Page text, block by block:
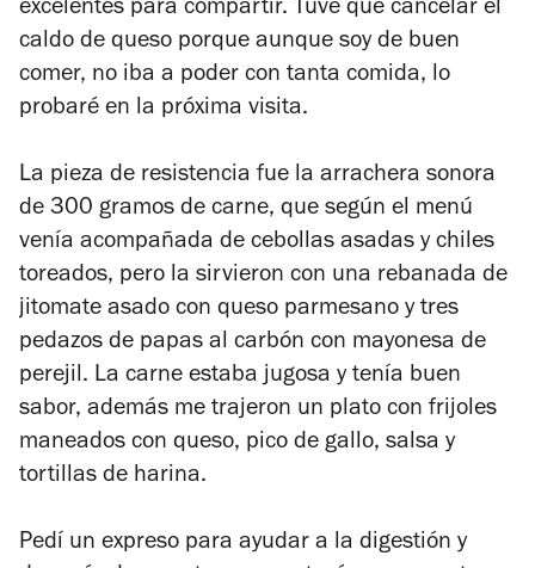
excelentes para compartir. Tuve que cancelar el
caldo de queso porque aunque soy de buen
comer, no iba a poder con tanta comida, lo
probaré en la próxima visita.
La pieza de resistencia fue la arrachera sonora
de 300 gramos de carne, que según el menú
venía acompañada de cebollas asadas y chiles
toreados, pero la sirvieron con una rebanada de
jitomate asado con queso parmesano y tres
pedazos de papas al carbón con mayonesa de
perejil. La carne estaba jugosa y tenía buen
sabor, además me trajeron un plato con frijoles
maneados con queso, pico de gallo, salsa y
tortillas de harina.
Pedí un expreso para ayudar a la digestión y